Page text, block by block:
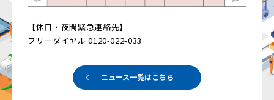
【休日・夜間緊急連絡先】
フリーダイヤル 0120-022-033
ニュース一覧はこちら